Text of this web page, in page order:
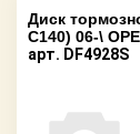
Новости
Как оформить
Диск
C140) 06-\
арт. DF4928S